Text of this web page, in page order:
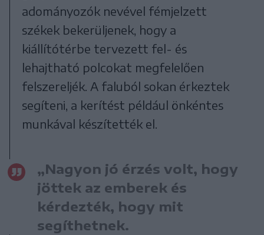
adományozók nevével fémjelzett
székek bekerüljenek, hogy a
kiállítótérbe tervezett fel- és
lehajtható polcokat megfelelően
felszereljék. A faluból sokan érkeztek
segíteni, a kerítést például önkéntes
munkával készítették el.
„Nagyon jó érzés volt, hogy
jöttek az emberek és
kérdezték, hogy mit
segíthetnek.